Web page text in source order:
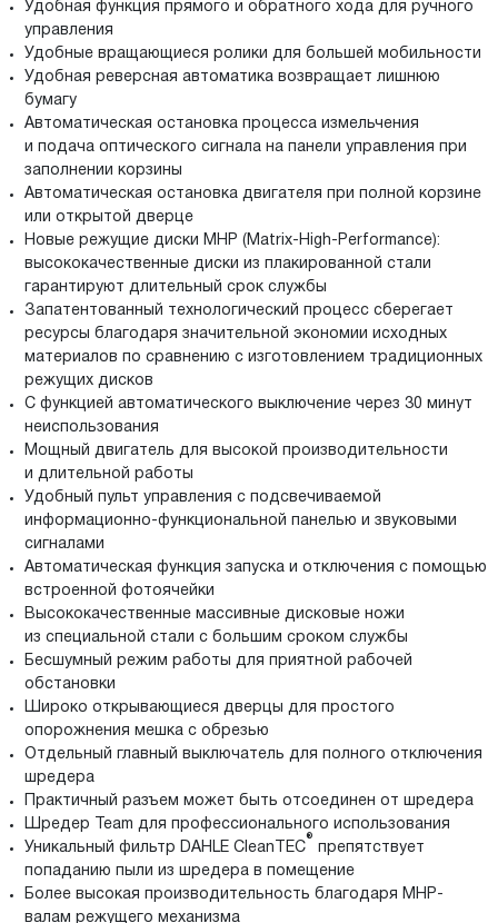
Удобная функция прямого и обратного хода для ручного
управления
Удобные вращающиеся ролики для большей мобильности
Удобная реверсная автоматика возвращает лишнюю
бумагу
Автоматическая остановка процесса измельчения
и подача оптического сигнала на панели управления при
заполнении корзины
Автоматическая остановка двигателя при полной корзине
или открытой дверце
Новые режущие диски MHP (Matrix-High-Performance):
высококачественные диски из плакированной стали
гарантируют длительный срок службы
Запатентованный технологический процесс сберегает
ресурсы благодаря значительной экономии исходных
материалов по сравнению с изготовлением традиционных
режущих дисков
С функцией автоматического выключение через 30 минут
неиспользования
Мощный двигатель для высокой производительности
и длительной работы
Удобный пульт управления с подсвечиваемой
информационно-функциональной панелью и звуковыми
сигналами
Автоматическая функция запуска и отключения с помощью
встроенной фотоячейки
Высококачественные массивные дисковые ножи
из специальной стали с большим сроком службы
Бесшумный режим работы для приятной рабочей
обстановки
Широко открывающиеся дверцы для простого
опорожнения мешка с обрезью
Отдельный главный выключатель для полного отключения
шредера
Практичный разъем может быть отсоединен от шредера
Шредер Team для профессионального использования
Уникальный фильтр DAHLE CleanTEC
®
препятствует
попаданию пыли из шредера в помещение
Более высокая производительность благодаря MHP-
валам режущего механизма